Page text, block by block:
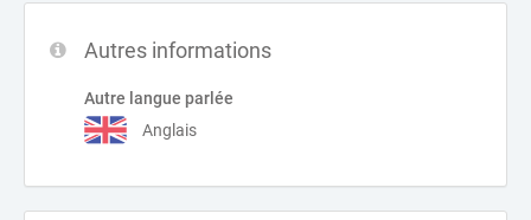
Autres informations
Autre langue parlée
Anglais